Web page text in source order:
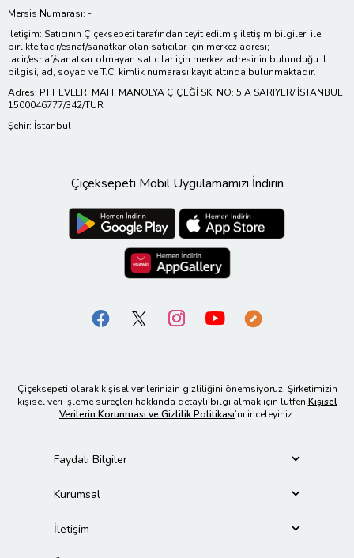
Mersis Numarası: -
İletişim: Satıcının Çiçeksepeti tarafından teyit edilmiş iletişim bilgileri ile
birlikte tacir/esnaf/sanatkar olan satıcılar için merkez adresi;
tacir/esnaf/sanatkar olmayan satıcılar için merkez adresinin bulunduğu il
bilgisi, ad, soyad ve T.C. kimlik numarası kayıt altında bulunmaktadır.
Adres: PTT EVLERİ MAH. MANOLYA ÇİÇEĞİ SK. NO: 5 A SARIYER/ İSTANBUL
1500046777/342/TUR
Şehir: İstanbul
Çiçeksepeti Mobil Uygulamamızı İndirin
Çiçeksepeti olarak kişisel verilerinizin gizliliğini önemsiyoruz. Şirketimizin
kişisel veri işleme süreçleri hakkında detaylı bilgi almak için lütfen Kişisel
Verilerin Korunması ve Gizlilik Politikası’nı inceleyiniz.
Faydalı Bilgiler
Kurumsal
İletişim